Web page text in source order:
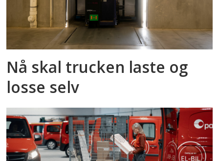
Nå skal trucken laste og
losse selv